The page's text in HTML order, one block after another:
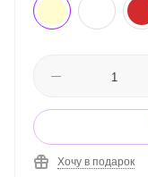
Хочу в подарок